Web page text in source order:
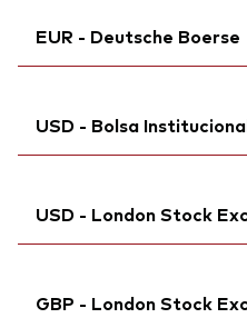
Reuters:
VHYA.S
SEDOL:BJGTNS2
Bloomberg:VGWE NA
ISIN: IE00BK5BR626
Reuters:VHYG.AS
EUR - Deutsche Boerse
Bloomberg:VGWE
ISIN:
IE00BK5BR626
Reuters:VGWE.DE
USD - Bolsa
ISIN:IE00BK5BR626
SEDOL: BL1FVM9
USD - London Stock
Bloomberg:VHYA LN
GBP - London Stock